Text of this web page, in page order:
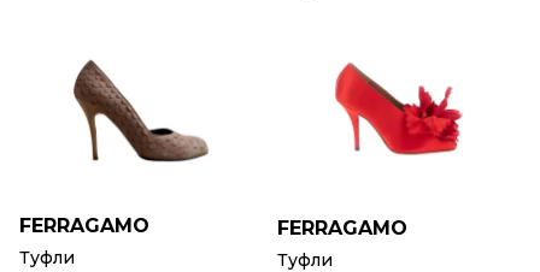
FERRAGAMO
Туфли
FERRAGAMO
Туфли